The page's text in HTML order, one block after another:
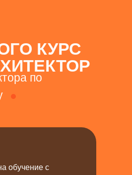
по
КУРС
обучение с